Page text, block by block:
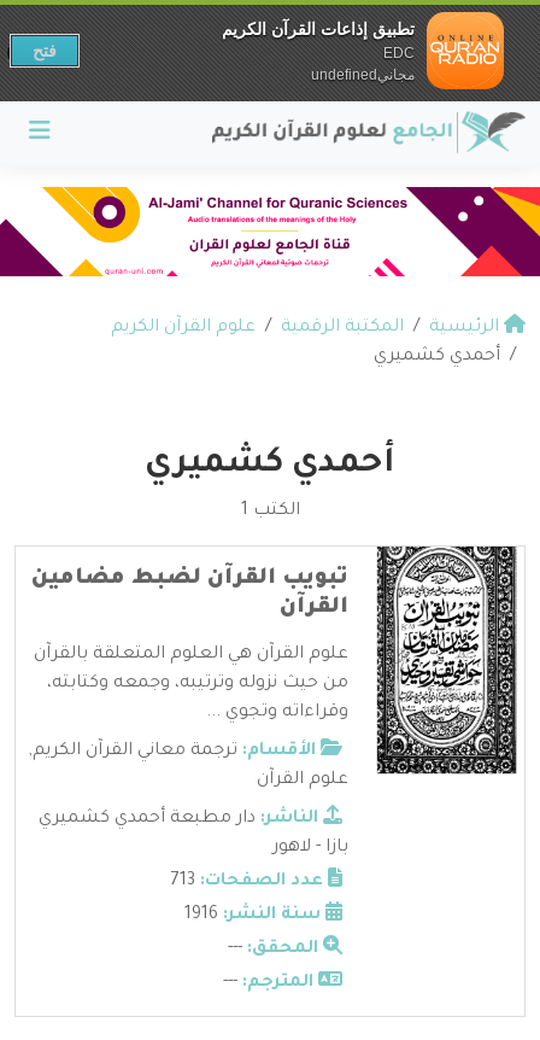
الرئيسية المكتبة الرقمية
علوم القرآن الكريم
أحمدي كشميري
أحمدي كشميري
الكتب 1
تبويب القرآن لضبط مضامين
القرآن
علوم القرآن هي العلوم المتعلقة بالقرآن
من حيث نزوله وترتيبه، وجمعه وكتابته،
وقراءاته وتجوي ...
الأقسام: ترجمة معاني القرآن الكريم,
علوم القرآن
الناشر: دار مطبعة أحمدي كشميري
بازا - لاهور
عدد الصفحات:
سنة النشر:
المحقق: ---
المترجم: ---
تطبيق إذاعات القرآن الكريم
EDC
مجانيundefined
فتح